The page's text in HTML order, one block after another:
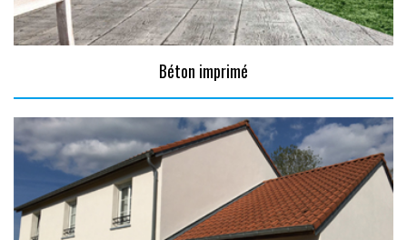
Béton imprimé